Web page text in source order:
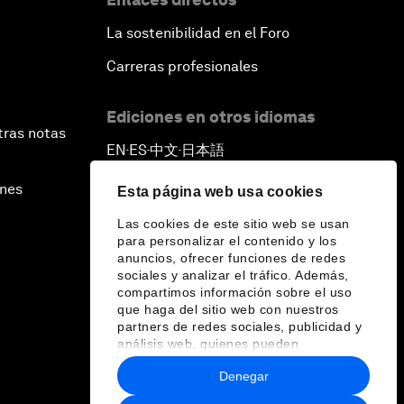
Esta página web usa cookies
Las cookies de este sitio web se usan
para personalizar el contenido y los
anuncios, ofrecer funciones de redes
sociales y analizar el tráfico. Además,
compartimos información sobre el uso
que haga del sitio web con nuestros
partners de redes sociales, publicidad y
análisis web, quienes pueden
combinarla con otra información que les
haya proporcionado o que hayan
recopilado a partir del uso que haya
Denegar
notas
La sostenibilidad en el Foro
Carreras profesionales
Ediciones en otros idiomas
EN ▪ ES▪中文▪ 日本語